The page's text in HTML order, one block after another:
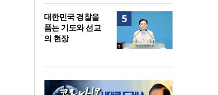
5
대한민국 경찰을
품는 기도와 선교
의 현장